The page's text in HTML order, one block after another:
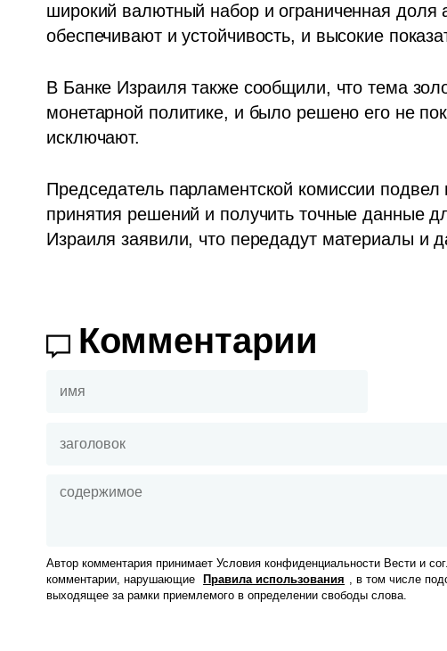
широкий валютный набор и ограниченная доля
обеспечивают и устойчивость, и высокие
В Банке Израиля также сообщили, что тема
монетарной политике, и было решено его не
исключают.
Председатель парламентской комиссии подвел
принятия решений и получить точные данные
Израиля заявили, что передадут материалы и
Комментарии
Автор комментария принимает Условия конфиденциальности Вести и
комментарии, нарушающие
Правила использования , в том числе
выходящее за рамки приемлемого в определении свободы слова.